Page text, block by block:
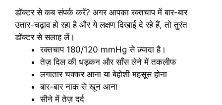
डॉक्टर से कब संपर्क करें? अगर आपका रक्तचाप में बार-बार
उतार-चढ़ाव हो रहा है और ये लक्षण दिखाई दे रहे हैं, तो तुरंत
डॉक्टर से सलाह लें।
रक्तचाप 180/120 mmHg से ज़्यादा है।
तेज़ दिल की धड़कन और साँस लेने में तकलीफ
लगातार चक्कर आना या बेहोशी महसूस होना
बार-बार नाक से खून आना
सीने में तेज़ दर्द